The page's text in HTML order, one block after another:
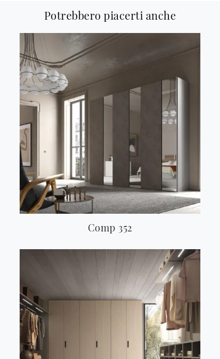
Potrebbero piacerti anche
Comp 352